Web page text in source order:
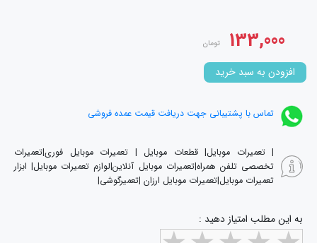
133,000 تومان
افزودن به سبد خرید
تماس با پشتیبانی جهت دریافت قیمت عمده فروشی
| تعمیرات موبایل| قطعات موبایل | تعمیرات موبایل فوری|تعمیرات
تخصصی تلفن همراه|تعمیرات موبایل آنلاین|لوازم تعمیرات موبایل| ابزار
تعمیرات موبایل|تعمیرات موبایل ارزان |تعمیرگوشی|
به این مطلب امتیاز دهید :